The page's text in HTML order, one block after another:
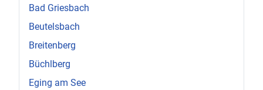
Bad Griesbach
Beutelsbach
Breitenberg
Büchlberg
Eging am See